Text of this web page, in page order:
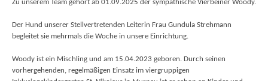
Zu unserem Team gehört ab 01.09.2025 der sympathische Vierbeiner Woody.
Der Hund unserer Stellvertretenden Leiterin Frau Gundula Strehmann
begleitet sie mehrmals die Woche in unsere Einrichtung.
Woody ist ein Mischling und am 15.04.2023 geboren. Durch seinen
vorhergehenden, regelmäßigen Einsatz im viergruppigen